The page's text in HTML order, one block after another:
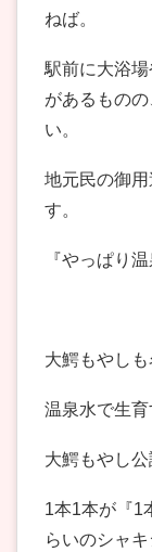
ねば。
駅前に大浴
があるもの
い。
地元民の御
す。
『やっぱり
大鰐もやしも
温泉水で生育
大鰐もやし
1本1本が『1
らいのシャキ